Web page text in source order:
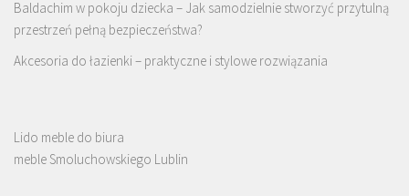
Baldachim w pokoju dziecka – Jak samodzielnie stworzyć przytulną
przestrzeń pełną bezpieczeństwa?
Akcesoria do łazienki – praktyczne i stylowe rozwiązania
Lido meble do biura
meble Smoluchowskiego Lublin